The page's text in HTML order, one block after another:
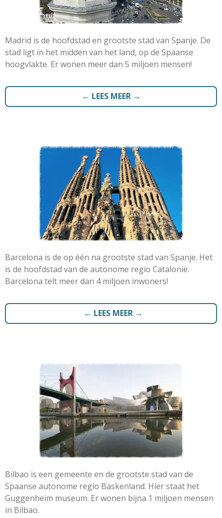
Madrid is de hoofdstad en grootste stad van Spanje. De
stad ligt in het midden van het land, op de Spaanse
hoogvlakte. Er wonen meer dan 5 miljoen mensen!
← LEES MEER →
Barcelona is de op één na grootste stad van Spanje. Het
is de hoofdstad van de autonome regio Catalonië.
Barcelona telt meer dan 4 miljoen inwoners!
← LEES MEER →
Bilbao is een gemeente en de grootste stad van de
Spaanse autonome regio Baskenland. Hier staat het
Guggenheim museum. Er wonen bijna 1 miljoen mensen
in Bilbao.